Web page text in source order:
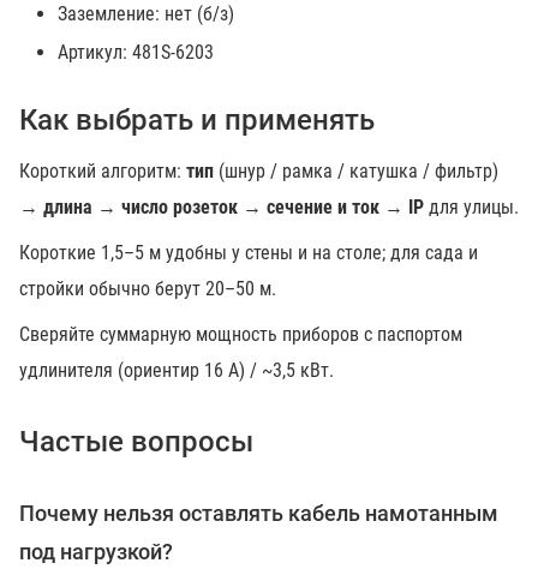
Заземление: нет (б/з)
Артикул: 481S-6203
Как выбрать и применять
Короткий алгоритм: тип (шнур / рамка / катушка / фильтр)
→ длина → число розеток → сечение и ток → IP для улицы.
Короткие 1,5–5 м удобны у стены и на столе; для сада и
стройки обычно берут 20–50 м.
Сверяйте суммарную мощность приборов с паспортом
удлинителя (ориентир 16 А) / ~3,5 кВт.
Частые вопросы
Почему нельзя оставлять кабель намотанным
под нагрузкой?